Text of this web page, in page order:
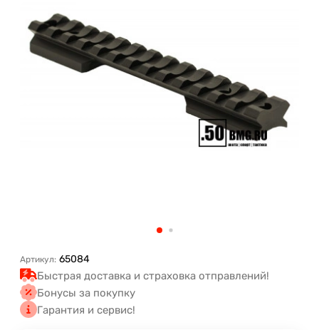
Артикул: 65084
Быстрая доставка и страховка отправлений!
Бонусы за покупку
Гарантия и сервис!